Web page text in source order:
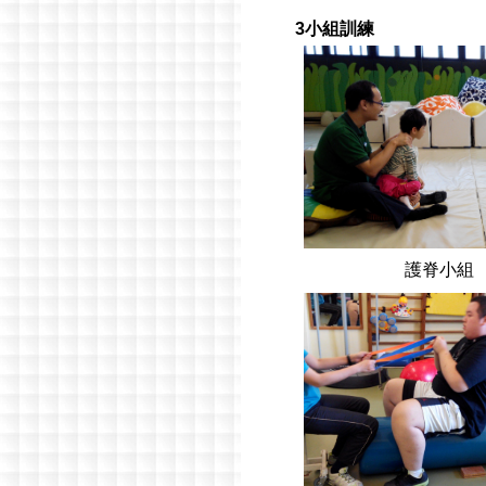
3小組訓練
護脊小組